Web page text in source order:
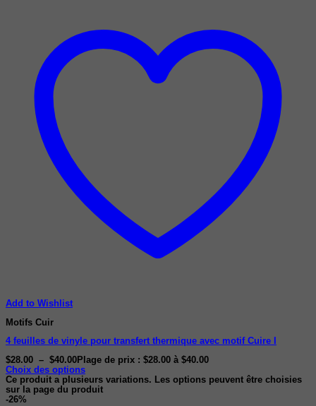
Add to Wishlist
Motifs Cuir
4 feuilles de vinyle pour transfert thermique avec motif Cuire I
$28.00 – $40.00 Plage de prix : $28.00 à $40.00
Choix des options
Ce produit a plusieurs variations. Les options peuvent être choisies
sur la page du produit
-26%